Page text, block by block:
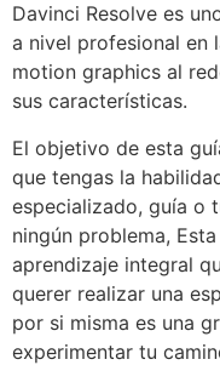
Davinci Resolve es
a nivel profesional en
motion graphics al
sus características.
El objetivo de esta
que tengas la
especializado, guía o
ningún problema,
aprendizaje integral
querer realizar una
por si misma es una
experimentar tu